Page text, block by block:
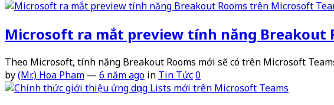
Microsoft ra mắt preview tính năng Breakout
Theo Microsoft, tính năng Breakout Rooms mới sẽ có trên Microsoft
by(Mr.) Hoa Pham — 6 năm ago in Tin Tức0